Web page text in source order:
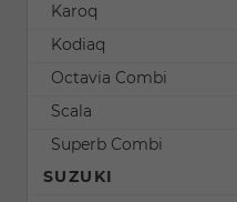
Karoq
Kodiaq
Octavia Combi
Scala
Superb Combi
SUZUKI